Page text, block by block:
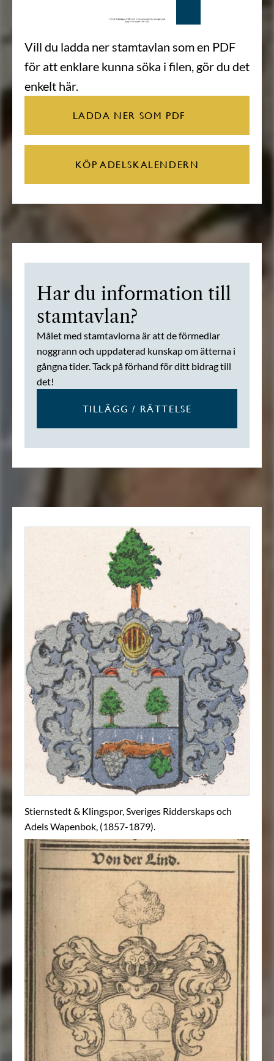
Vill du ladda ner stamtavlan som en PDF
för att enklare kunna söka i filen, gör du det
enkelt här.
LADDA NER SOM PDF
KÖP ADELSKALENDERN
Har du information till
stamtavlan?
Målet med stamtavlorna är att de förmedlar
noggrann och uppdaterad kunskap om ätterna i
gångna tider. Tack på förhand för ditt bidrag till
det!
TILLÄGG / RÄTTELSE
Stiernstedt & Klingspor, Sveriges Ridderskaps och
Adels Wapenbok, (1857-1879).